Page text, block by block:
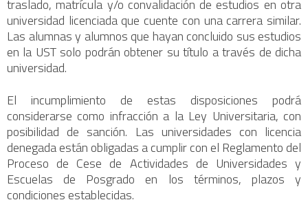
traslado, matrícula y/o convalidación de estudios en otra
universidad licenciada que cuente con una carrera similar.
Las alumnas y alumnos que hayan concluido sus estudios
en la UST solo podrán obtener su título a través de dicha
universidad.
El incumplimiento de estas disposiciones podrá
considerarse como infracción a la Ley Universitaria, con
posibilidad de sanción. Las universidades con licencia
denegada están obligadas a cumplir con el Reglamento del
Proceso de Cese de Actividades de Universidades y
Escuelas de Posgrado en los términos, plazos y
condiciones establecidas.